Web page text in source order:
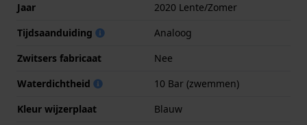
Jaar
2020 Lente/Zomer
Tijdsaanduiding
Analoog
Zwitsers fabricaat
Nee
Waterdichtheid
10 Bar (zwemmen)
Kleur wijzerplaat
Blauw